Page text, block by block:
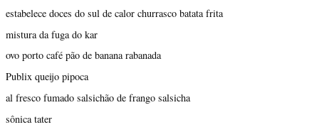
estabelece doces do sul de calor churrasco batata frita
mistura da fuga do kar
ovo porto café pão de banana rabanada
Publix queijo pipoca
al fresco fumado salsichão de frango salsicha
sônica tater